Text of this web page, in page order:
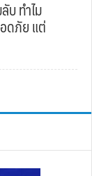
บ ทำไม
ดภัย แต่